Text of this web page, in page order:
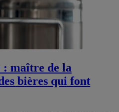
: maître de la
bières qui font